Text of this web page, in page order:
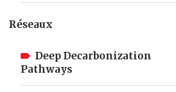
Réseaux
Deep Decarbonization
Pathways